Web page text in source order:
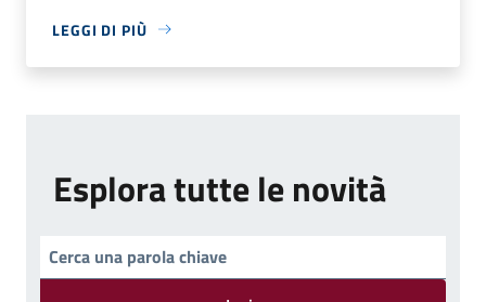
LEGGI DI PIÙ
Esplora tutte le novità